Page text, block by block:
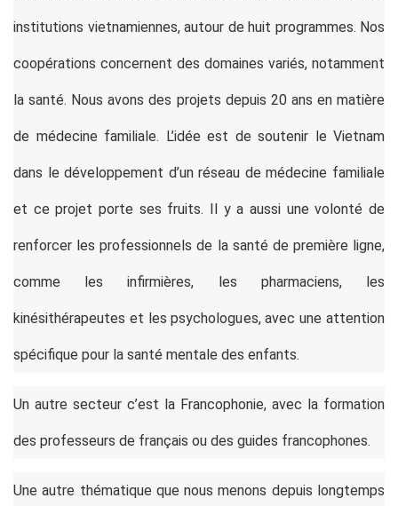
institutions vietnamiennes, autour de huit programmes. Nos
coopérations concernent des domaines variés, notamment
la santé. Nous avons des projets depuis 20 ans en matière
de médecine familiale. L’idée est de soutenir le Vietnam
dans le développement d’un réseau de médecine familiale
et ce projet porte ses fruits. Il y a aussi une volonté de
renforcer les professionnels de la santé de première ligne,
comme les infirmières, les pharmaciens, les
kinésithérapeutes et les psychologues, avec une attention
spécifique pour la santé mentale des enfants.
Un autre secteur c’est la Francophonie, avec la formation
des professeurs de français ou des guides francophones.
Une autre thématique que nous menons depuis longtemps